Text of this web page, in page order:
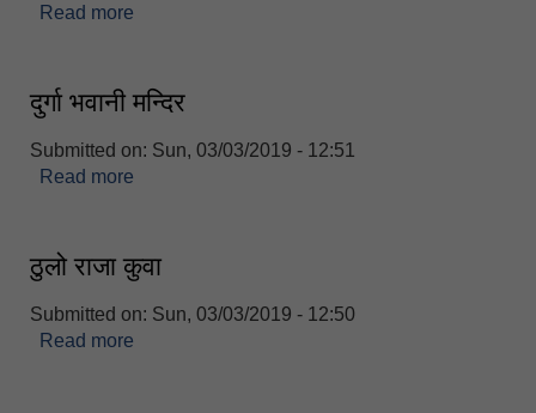
Read more
दुर्गा भवानी मन्दिर
Submitted on: Sun, 03/03/2019 - 12:51
Read more
ठुलो राजा कुवा
Submitted on: Sun, 03/03/2019 - 12:50
Read more